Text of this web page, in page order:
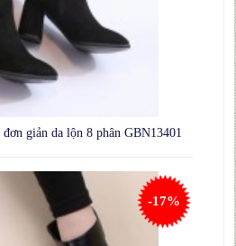
giản da lộn 8 phân GBN13401
-17%